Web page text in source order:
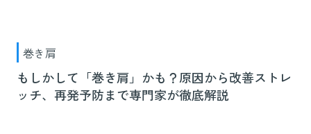
巻き肩
もしかして「巻き肩」かも？原因から改善ストレ
ッチ、再発予防まで専門家が徹底解説